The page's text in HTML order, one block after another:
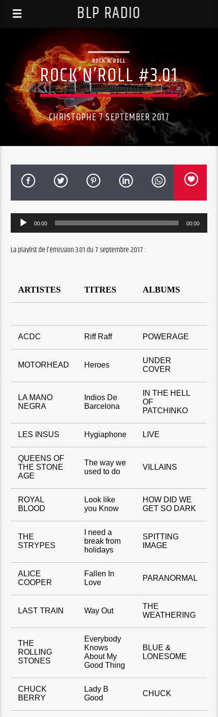
BLP RADIO
ROCK'N'ROLL
ROCK’N’ROLL #3.01
CHRISTOPHE 7 SEPTEMBER 2017
Audio
Player
00:00 00:00
La playlist de l’émission 3.01 du 7 septembre 2017 :
ARTISTES TITRES ALBUMS
ACDC Riff Raff POWERAGE
MOTORHEAD Heroes
UNDER
COVER
LA MANO
NEGRA
Indios De
Barcelona
IN THE HELL
OF
PATCHINKO
LES INSUS Hygiaphone LIVE
QUEENS OF
THE STONE
AGE
The way we
used to do
VILLAINS
ROYAL
BLOOD
Look like
you Know
HOW DID WE
GET SO DARK
THE
STRYPES
I need a
break from
holidays
SPITTING
IMAGE
ALICE
COOPER
Fallen In
Love
PARANORMAL
LAST TRAIN Way Out
THE
WEATHERING
THE
ROLLING
STONES
Everybody
Knows
About My
Good Thing
BLUE &
LONESOME
CHUCK
BERRY
Lady B
Good
CHUCK